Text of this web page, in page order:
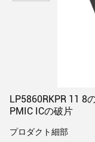
LP5860RKPR 11 8
PMIC ICの破片
プロダクト細部